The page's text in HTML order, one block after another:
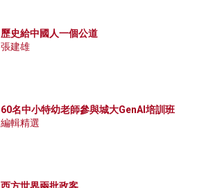
歷史給中國人一個公道
張建雄
60名中小特幼老師參與城大GenAI培訓班
編輯精選